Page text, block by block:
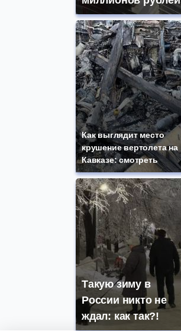
Как выглядит место
крушение вертолета на
Кавказе: смотреть
Такую зиму в
России никто не
ждал: как так?!